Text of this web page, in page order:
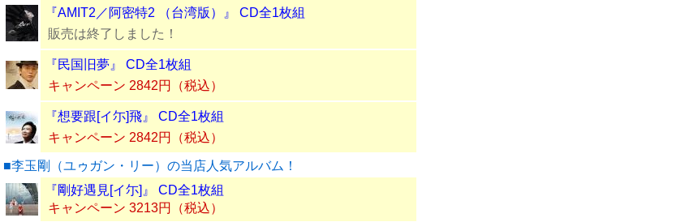
『AMIT2／阿密特2 （台湾版）』 CD全1枚組
販売は終了しました！
『民国旧夢』 CD全1枚組
キャンペーン 2842円（税込）
『想要跟[イ尓]飛』 CD全1枚組
キャンペーン 2842円（税込）
■李玉剛（ユゥガン・リー）の当店人気アルバム！
『剛好遇見[イ尓]』 CD全1枚組
キャンペーン 3213円（税込）